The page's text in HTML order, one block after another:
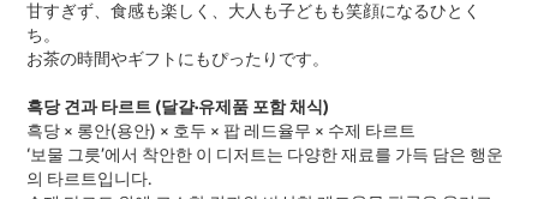
甘すぎず、食感も楽しく、大人も子どもも笑顔になるひとく
ち。
お茶の時間やギフトにもぴったりです。
흑당 견과 타르트 (달걀·유제품 포함 채식)
흑당 × 롱안(용안) × 호두 × 팝 레드율무 × 수제 타르트
‘보물 그릇’에서 착안한 이 디저트는 다양한 재료를 가득 담은 행운
의 타르트입니다.